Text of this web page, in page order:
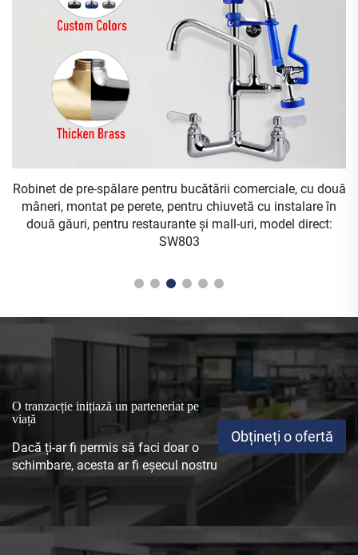
Robinet de pre-spălare pentru bucătării comerciale, cu două
mâneri, montat pe perete, pentru chiuvetă cu instalare în
două găuri, pentru restaurante și mall-uri, model direct:
SW803
O tranzacție inițiază un parteneriat pe
viață
Dacă ți-ar fi permis să faci doar o
schimbare, acesta ar fi eșecul nostru
Obțineți o ofertă